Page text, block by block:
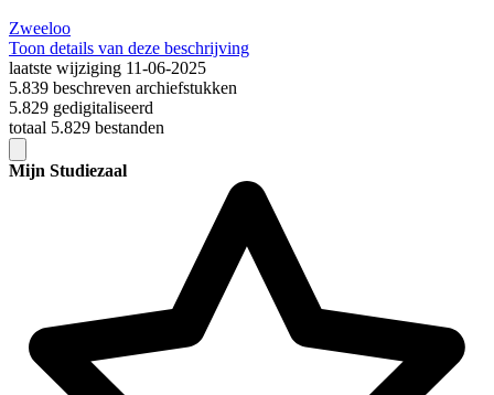
Zweeloo
Toon details van deze beschrijving
laatste wijziging 11-06-2025
5.839 beschreven archiefstukken
5.829 gedigitaliseerd
totaal 5.829 bestanden
Mijn Studiezaal